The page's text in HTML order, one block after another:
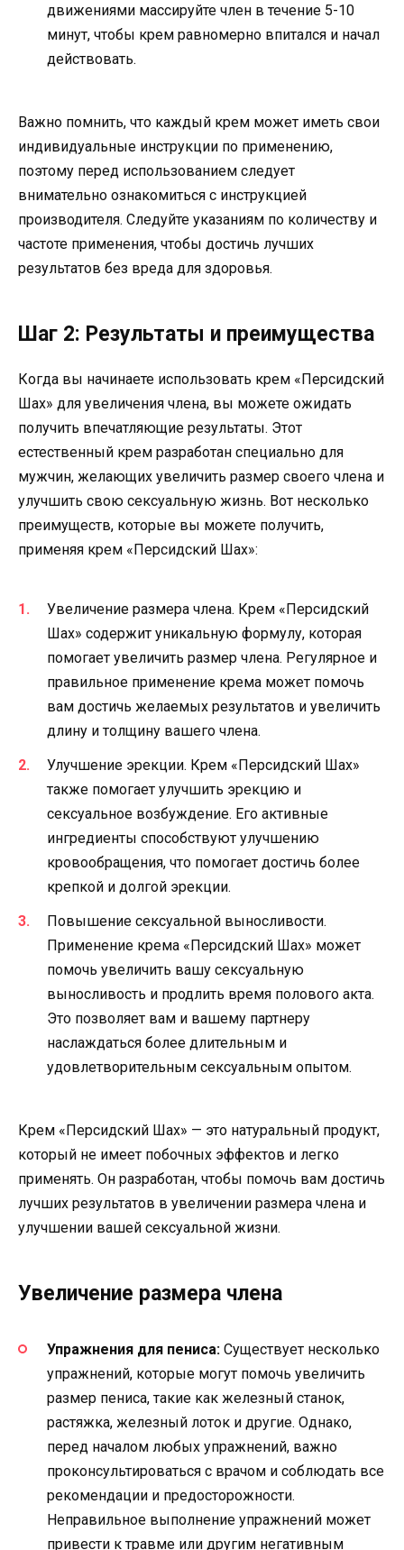
движениями массируйте член в течение 5-10
минут, чтобы крем равномерно впитался и начал
действовать.
Важно помнить, что каждый крем может иметь свои
индивидуальные инструкции по применению,
поэтому перед использованием следует
внимательно ознакомиться с инструкцией
производителя. Следуйте указаниям по количеству и
частоте применения, чтобы достичь лучших
результатов без вреда для здоровья.
Шаг 2: Результаты и преимущества
Когда вы начинаете использовать крем «Персидский
Шах» для увеличения члена, вы можете ожидать
получить впечатляющие результаты. Этот
естественный крем разработан специально для
мужчин, желающих увеличить размер своего члена и
улучшить свою сексуальную жизнь. Вот несколько
преимуществ, которые вы можете получить,
применяя крем «Персидский Шах»:
Увеличение размера члена. Крем «Персидский
Шах» содержит уникальную формулу, которая
помогает увеличить размер члена. Регулярное и
правильное применение крема может помочь
вам достичь желаемых результатов и увеличить
длину и толщину вашего члена.
Улучшение эрекции. Крем «Персидский Шах»
также помогает улучшить эрекцию и
сексуальное возбуждение. Его активные
ингредиенты способствуют улучшению
кровообращения, что помогает достичь более
крепкой и долгой эрекции.
Повышение сексуальной выносливости.
Применение крема «Персидский Шах» может
помочь увеличить вашу сексуальную
выносливость и продлить время полового акта.
Это позволяет вам и вашему партнеру
наслаждаться более длительным и
удовлетворительным сексуальным опытом.
Крем «Персидский Шах» — это натуральный продукт,
который не имеет побочных эффектов и легко
применять. Он разработан, чтобы помочь вам достичь
лучших результатов в увеличении размера члена и
улучшении вашей сексуальной жизни.
Увеличение размера члена
Упражнения для пениса: Существует несколько
упражнений, которые могут помочь увеличить
размер пениса, такие как железный станок,
растяжка, железный лоток и другие. Однако,
перед началом любых упражнений, важно
проконсультироваться с врачом и соблюдать все
рекомендации и предосторожности.
Неправильное выполнение упражнений может
привести к травме или другим негативным